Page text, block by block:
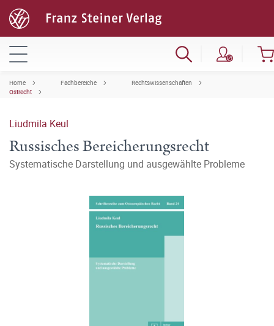
Home Fachbereiche
Rechtswissenschaften
Ostrecht
Liudmila Keul
Russisches Bereicherungsrecht
Systematische Darstellung und ausgewählte Probleme